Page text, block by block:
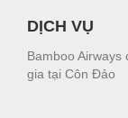
DỊCH VỤ
Bamboo
gia tại Côn Đảo